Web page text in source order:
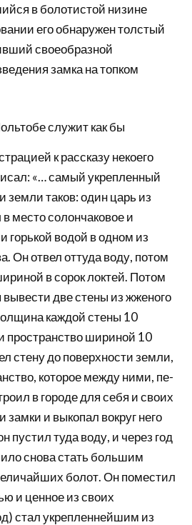
в болотистой низине
его обнаружен толстый
своеобразной
замка на топком
служит как бы
к рассказу некоего
«… самый укрепленный
земли таков: один царь из
ме­сто солончаковое и
горькой во­дой в одном из
Он отвел оттуда воду, потом
в сорок лок­тей. Потом
две стены из жженого
каждой стены 10
пространство шириной 10
стену до поверхности земли,
которое между ними, пе­
в городе для себя и своих
и выкопал вокруг него
пустил туда воду, и через год
снова стать большим
болот. Он поместил
и ценное из своих
стал укрепленнейшим из